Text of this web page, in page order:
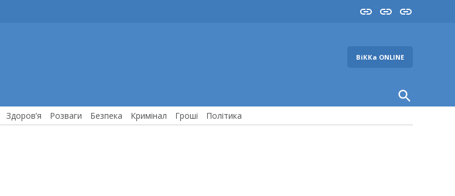
InstaYouTube
FB
ВіККа ONLINE
Open
Search
Здоров’я Розваги Безпека Кримінал Гроші Політика